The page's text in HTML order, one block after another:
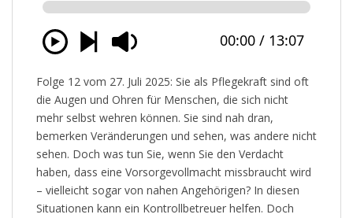
Folge 12 vom 27. Juli 2025: Sie als Pflegekraft sind oft
die Augen und Ohren für Menschen, die sich nicht
mehr selbst wehren können. Sie sind nah dran,
bemerken Veränderungen und sehen, was andere nicht
sehen. Doch was tun Sie, wenn Sie den Verdacht
haben, dass eine Vorsorgevollmacht missbraucht wird
– vielleicht sogar von nahen Angehörigen? In diesen
Situationen kann ein Kontrollbetreuer helfen. Doch